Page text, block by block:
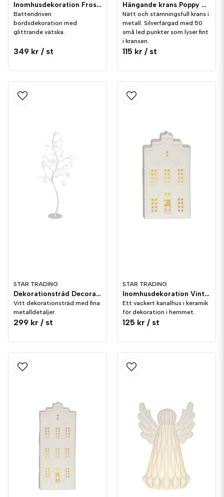
Inomhusdekoration Frost 14cm
Batteridriven
bordsdekoration med
glittrande vätska.
349 kr / st
Hängande krans Poppy 20cm
Nätt och stämningsfull krans i
metall. Silverfärgad med 50
små led punkter som lyser fint
i kransen.
115 kr / st
STAR TRADING
Dekorationsträd Decora 100cm
Vitt dekorationsträd med fina
metalldetaljer.
299 kr / st
STAR TRADING
Inomhusdekoration Vinter Hus 16cm Porslin
Ett vackert kanalhus i keramik
för dekoration i hemmet.
125 kr / st